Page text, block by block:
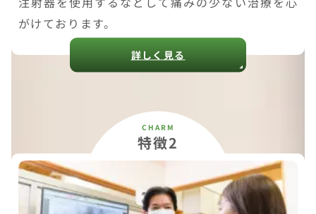
がけております。
詳しく見る
特徴2